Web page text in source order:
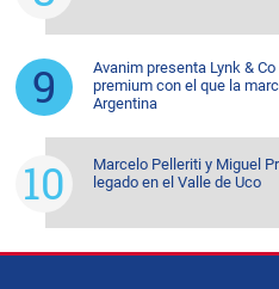
Avanim presenta Lynk &
premium con el que la
Argentina
Marcelo Pelleriti y Miguel
legado en el Valle de Uco